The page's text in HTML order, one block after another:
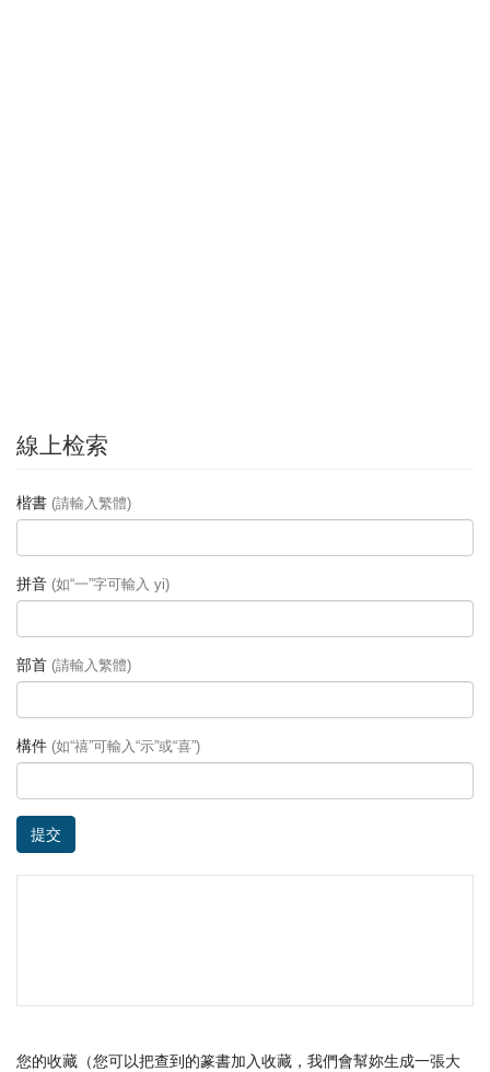
線上检索
楷書 (請輸入繁體)
拼音 (如“一”字可輸入 yi)
部首 (請輸入繁體)
構件 (如“禧”可輸入“示”或“喜”)
提交
您的收藏（您可以把查到的篆書加入收藏，我們會幫妳生成一張大